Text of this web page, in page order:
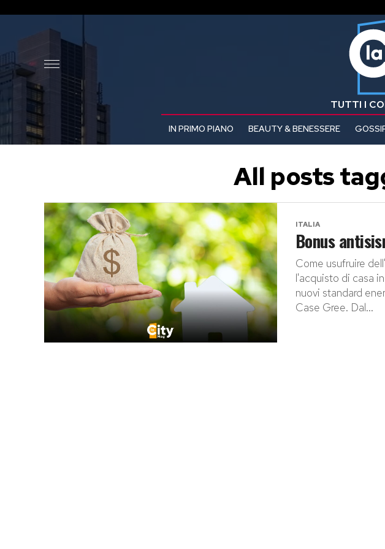
TUTTI I
IN PRIMO PIANO BEAUTY & BENESSERE
All posts
ITALIA
Bonus
Come usufruire
l'acquisto di casa
nuovi standard
Case Gree. Dal...